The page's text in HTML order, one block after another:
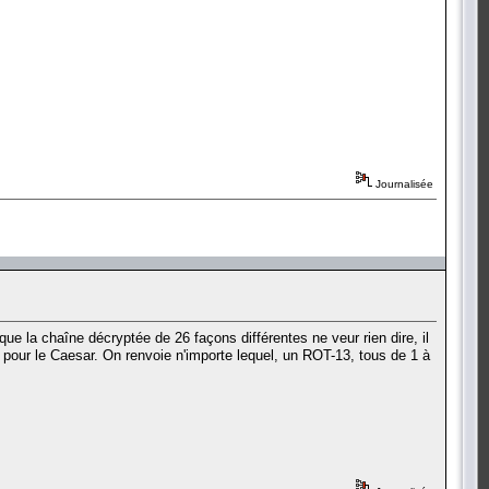
Journalisée
la chaîne décryptée de 26 façons différentes ne veur rien dire, il
le Caesar. On renvoie n'importe lequel, un ROT-13, tous de 1 à